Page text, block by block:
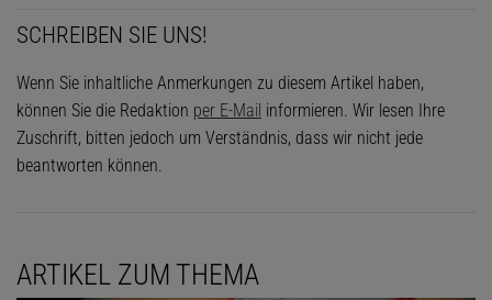
SCHREIBEN SIE UNS!
Wenn Sie inhaltliche Anmerkungen zu diesem Artikel haben,
können Sie die Redaktion per E-Mail informieren. Wir lesen Ihre
Zuschrift, bitten jedoch um Verständnis, dass wir nicht jede
beantworten können.
ARTIKEL ZUM THEMA